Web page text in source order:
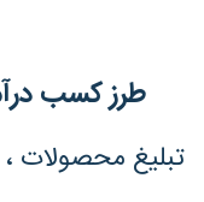
طرز کسب
تبلیغ محصولات